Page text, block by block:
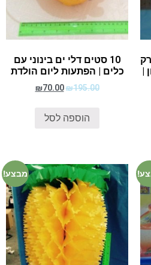
|
10 סטים דלי ים בינוני עם
כלים | הפתעות ליום הולדת
₪195.00
₪70.00
הוספה לסל
מבצע!